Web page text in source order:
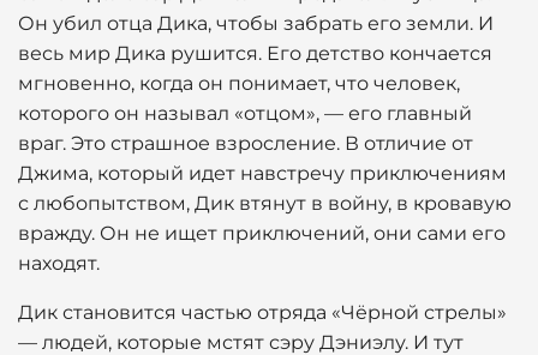
Он убил отца Дика, чтобы забрать его земли. И
весь мир Дика рушится. Его детство кончается
мгновенно, когда он понимает, что человек,
которого он называл «отцом», — его главный
враг. Это страшное взросление. В отличие от
Джима, который идет навстречу приключениям
с любопытством, Дик втянут в войну, в кровавую
вражду. Он не ищет приключений, они сами его
находят.
Дик становится частью отряда «Чёрной стрелы»
— людей, которые мстят сэру Дэниэлу. И тут